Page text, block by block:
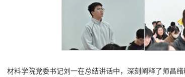
材料学院党委书记刘一在总结讲话中，深刻阐释了师昌